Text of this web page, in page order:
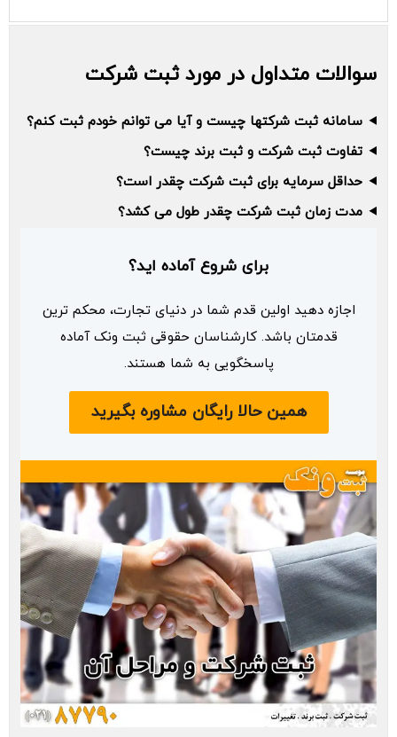
سوالات متداول در مورد ثبت شرکت
سامانه ثبت شرکتها چیست و آیا می توانم خودم ثبت کنم؟
تفاوت ثبت شرکت و ثبت برند چیست؟
حداقل سرمایه برای ثبت شرکت چقدر است؟
مدت زمان ثبت شرکت چقدر طول می کشد؟
برای شروع آماده اید؟
اجازه دهید اولین قدم شما در دنیای تجارت، محکم ترین
قدمتان باشد. کارشناسان حقوقی ثبت ونک آماده
پاسخگویی به شما هستند.
همین حالا رایگان مشاوره بگیرید